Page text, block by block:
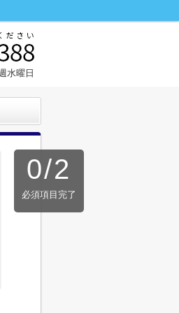
水曜日
0/2
必須項目完了